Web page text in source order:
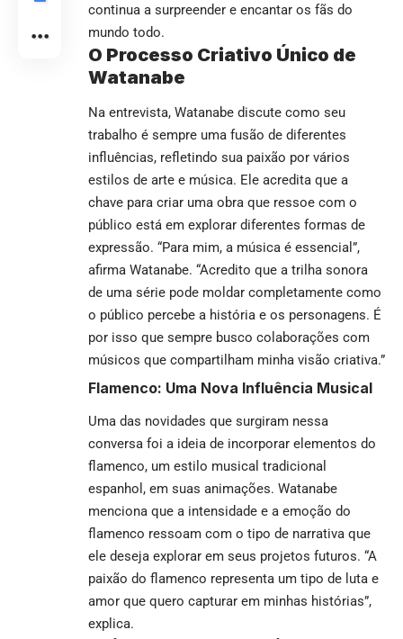
continua a surpreender e encantar os fãs do
mundo todo.
O Processo Criativo Único de
Watanabe
Na entrevista, Watanabe discute como seu
trabalho é sempre uma fusão de diferentes
influências, refletindo sua paixão por vários
estilos de arte e música. Ele acredita que a
chave para criar uma obra que ressoe com o
público está em explorar diferentes formas de
expressão. “Para mim, a música é essencial”,
afirma Watanabe. “Acredito que a trilha sonora
de uma série pode moldar completamente como
o público percebe a história e os personagens. É
por isso que sempre busco colaborações com
músicos que compartilham minha visão criativa.”
Flamenco: Uma Nova Influência Musical
Uma das novidades que surgiram nessa
conversa foi a ideia de incorporar elementos do
flamenco, um estilo musical tradicional
espanhol, em suas animações. Watanabe
menciona que a intensidade e a emoção do
flamenco ressoam com o tipo de narrativa que
ele deseja explorar em seus projetos futuros. “A
paixão do flamenco representa um tipo de luta e
amor que quero capturar em minhas histórias”,
explica.